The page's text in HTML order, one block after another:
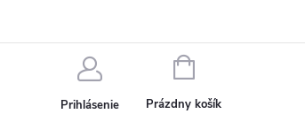
údajov
Prihlásenie
NÁKUPNÝ
Prázdny košík